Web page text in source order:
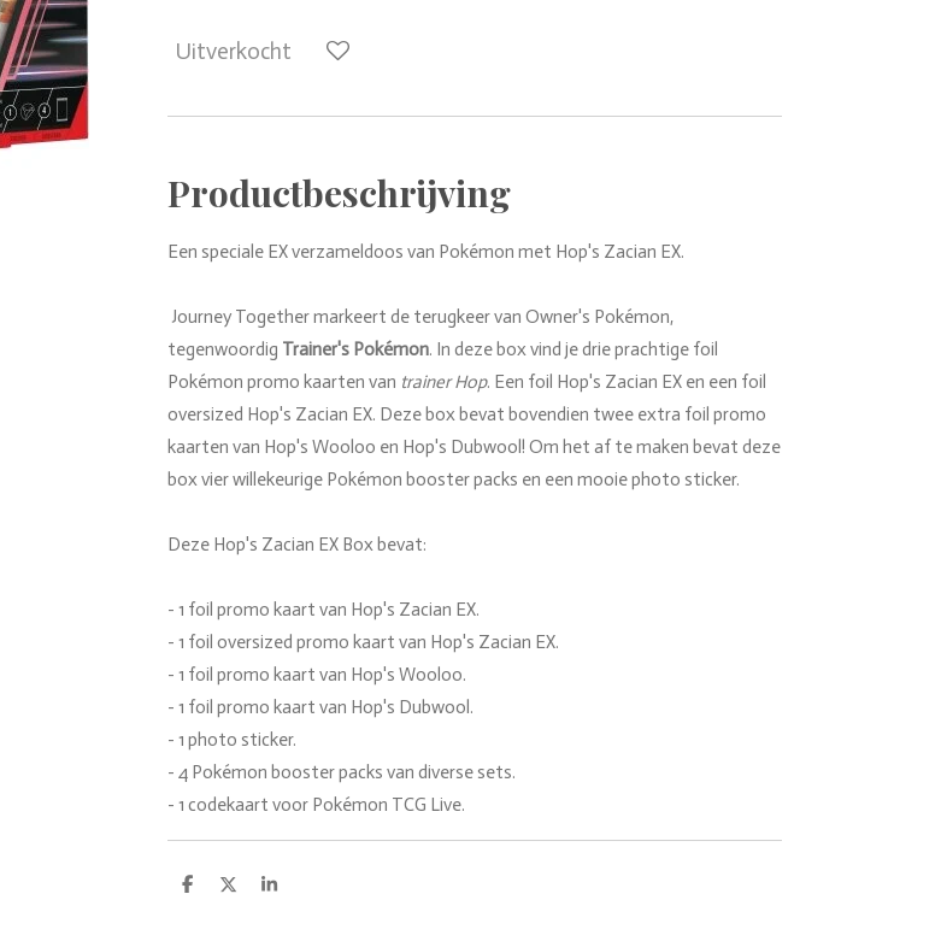
Uitverkocht
Productbeschrijving
Een speciale EX verzameldoos van Pokémon met Hop's Zacian EX.
Journey Together markeert de terugkeer van Owner's Pokémon,
tegenwoordig Trainer's Pokémon. In deze box vind je drie prachtige foil
Pokémon promo kaarten van trainer Hop. Een foil Hop's Zacian EX en een foil
oversized Hop's Zacian EX. Deze box bevat bovendien twee extra foil promo
kaarten van Hop's Wooloo en Hop's Dubwool! Om het af te maken bevat deze
box vier willekeurige Pokémon booster packs en een mooie photo sticker.
Deze Hop's Zacian EX Box bevat:
- 1 foil promo kaart van Hop's Zacian EX.
- 1 foil oversized promo kaart van Hop's Zacian EX.
- 1 foil promo kaart van Hop's Wooloo.
- 1 foil promo kaart van Hop's Dubwool.
- 1 photo sticker.
- 4 Pokémon booster packs van diverse sets.
- 1 codekaart voor Pokémon TCG Live.
D
D
S